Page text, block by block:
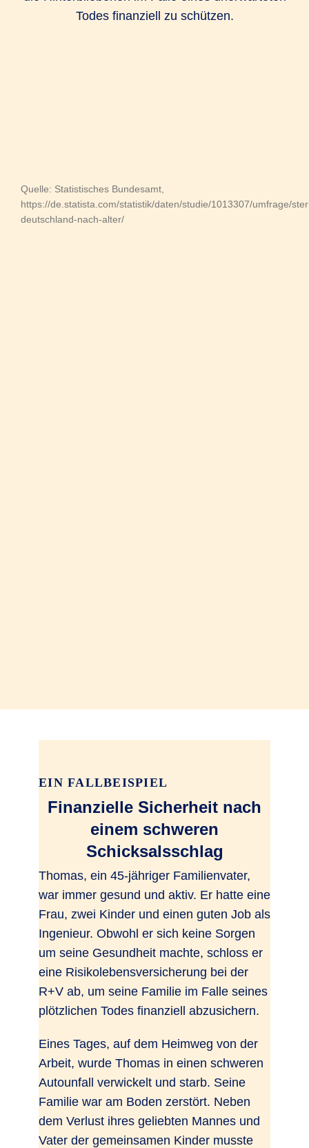
Todes finanziell zu schützen.
Quelle: Statistisches Bundesamt,
https://de.statista.com/statistik/daten/studie/1013307/umfrage/
deutschland-nach-alter/
EIN FALLBEISPIEL
Finanzielle Sicherheit nach
einem schweren
Schicksalsschlag
Thomas, ein 45-jähriger Familienvater,
war immer gesund und aktiv. Er hatte eine
Frau, zwei Kinder und einen guten Job als
Ingenieur. Obwohl er sich keine Sorgen
um seine Gesundheit machte, schloss er
eine Risikolebensversicherung bei der
R+V ab, um seine Familie im Falle seines
plötzlichen Todes finanziell abzusichern.
Eines Tages, auf dem Heimweg von der
Arbeit, wurde Thomas in einen schweren
Autounfall verwickelt und starb. Seine
Familie war am Boden zerstört. Neben
dem Verlust ihres geliebten Mannes und
Vater der gemeinsamen Kinder musste